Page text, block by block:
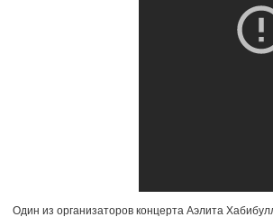
Один из организаторов концерта Аэлита